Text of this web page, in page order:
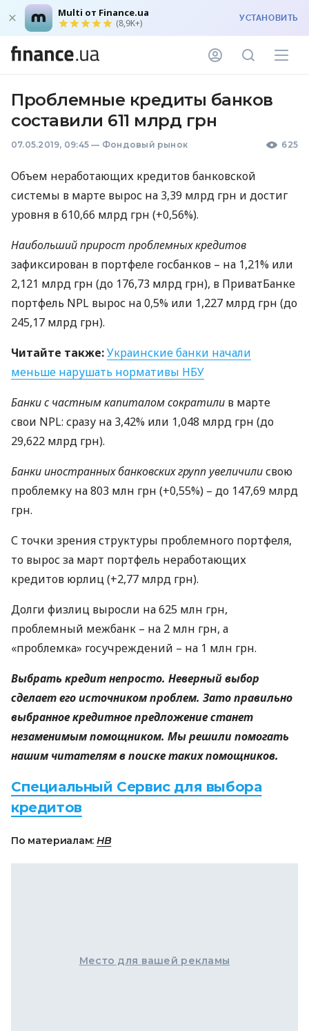
Multi от Finance.ua
(8,9K+) УСТАНОВИТЬ
Проблемные кредиты банков
составили 611 млрд грн
07.05.2019, 09:45 — Фондовый рынок 625
Объем неработающих кредитов банковской
системы в марте вырос на 3,39 млрд грн и достиг
уровня в 610,66 млрд грн (+0,56%).
Наибольший прирост проблемных кредитов
зафиксирован в портфеле госбанков – на 1,21% или
2,121 млрд грн (до 176,73 млрд грн), в ПриватБанке
портфель NPL вырос на 0,5% или 1,227 млрд грн (до
245,17 млрд грн).
Читайте также:Украинские банки начали
меньше нарушать нормативы НБУ
Банки с частным капиталом сократили в марте
свои NPL: сразу на 3,42% или 1,048 млрд грн (до
29,622 млрд грн).
Банки иностранных банковских групп увеличилисвою
проблемку на 803 млн грн (+0,55%) – до 147,69 млрд
грн.
С точки зрения структуры проблемного портфеля,
то вырос за март портфель неработающих
кредитов юрлиц (+2,77 млрд грн).
Долги физлиц выросли на 625 млн грн,
проблемный межбанк – на 2 млн грн, а
«проблемка» госучреждений – на 1 млн грн.
Выбрать кредит непросто. Неверный выбор
сделает его источником проблем. Зато правильно
выбранное кредитное предложение станет
незаменимым помощником. Мы решили помогать
нашим читателям в поиске таких помощников.
Специальный Сервис для выбора
кредитов
По материалам: НВ
Место для вашей рекламы